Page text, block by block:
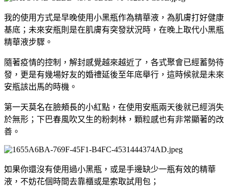
我的使用方式是早晚使用小黑瓶作為精華液，為肌膚打好健康
基底；未來安瓶則是在肌膚有突發狀況時，在晚上取代小黑瓶
精華液步驟。
隨著疫情的控制，解封感覺越來越近了，各式聚會已經蓄勢待
發，更是有幾場好友的婚禮延後至年底舉行，這時候就是未來
安瓶該出馬的時機。
第一天莫名在臉頰長的小紅點，在使用安瓶兩天後就已經消失
於無形；下巴春風吹又生的粉刺林，顆粒感也有非常顯著的改
善。
如果你還沒有使用過小黑瓶，或是手邊缺少一瓶有效的精華
液，不妨花個時間去靠櫃或是索取試用包；